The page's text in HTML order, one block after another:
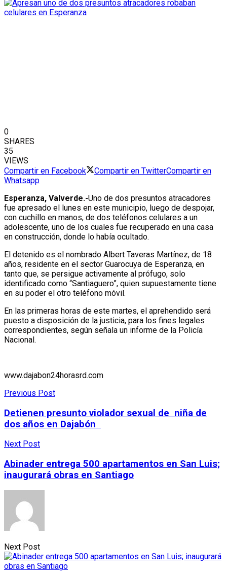
0
SHARES
35
VIEWS
Compartir en Facebook
Compartir en TwitterCompartir en
Whatsapp
Esperanza, Valverde.-Uno de dos presuntos atracadores
fue apresado el lunes en este municipio, luego de despojar,
con cuchillo en manos, de dos teléfonos celulares a un
adolescente, uno de los cuales fue recuperado en una casa
en construcción, donde lo había ocultado.
El detenido es el nombrado Albert Taveras Martínez, de 18
años, residente en el sector Guarocuya de Esperanza, en
tanto que, se persigue activamente al prófugo, solo
identificado como “Santiaguero”, quien supuestamente tiene
en su poder el otro teléfono móvil.
En las primeras horas de este martes, el aprehendido será
puesto a disposición de la justicia, para los fines legales
correspondientes, según señala un informe de la Policía
Nacional.
www.dajabon24horasrd.com
Previous Post
Detienen presunto violador sexual de niña de
dos años en Dajabón
Next Post
Abinader entrega 500 apartamentos en San Luis;
inaugurará obras en Santiago
Next Post